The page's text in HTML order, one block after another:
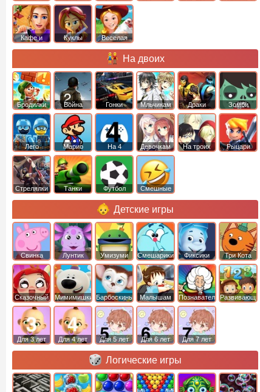
Кафе и
Куклы
Веселая
На двоих
Бродилки Война Гонки Мльчикам Драки Зомби
Лего Марио На 4 Девочкам На троих Рыцари
Стрелялки Танки Футбол Смешные
Детские игры
Свинка
Пеппа
Лунтик Умизуми Смешарики Фиксики Три Кота
Сказочный
патруль
Мимимишки Барбоскины Малышам ПознавательныеРазвивающие
Для 3 лет Для 4 лет Для 5 лет Для 6 лет Для 7 лет
Логические игры